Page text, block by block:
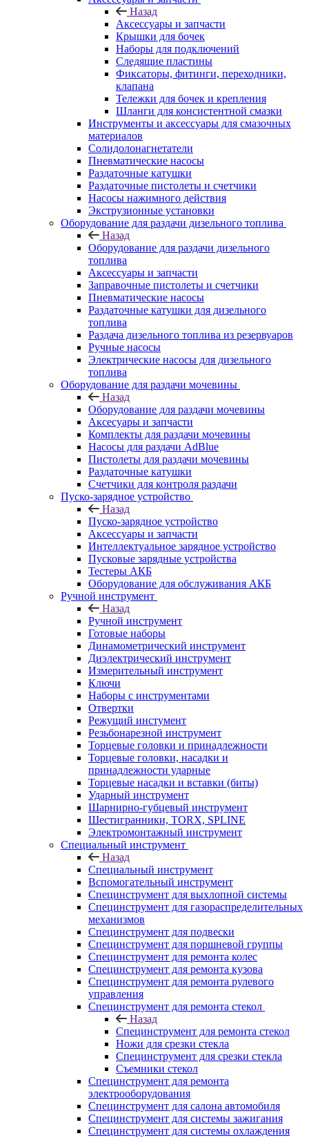
Назад
Аксессуары и запчасти
Крышки для бочек
Наборы для подключений
Следящие пластины
Фиксаторы, фитинги, переходники,
клапана
Тележки для бочек и крепления
Шланги для консистентной смазки
Инструменты и аксессуары для смазочных
материалов
Солидолонагнетатели
Пневматические насосы
Раздаточные катушки
Раздаточные пистолеты и счетчики
Насосы нажимного действия
Экструзионные установки
Оборудование для раздачи дизельного топлива
Назад
Оборудование для раздачи дизельного
топлива
Аксессуары и запчасти
Заправочные пистолеты и счетчики
Пневматические насосы
Раздаточные катушки для дизельного
топлива
Раздача дизельного топлива из резервуаров
Ручные насосы
Электрические насосы для дизельного
топлива
Оборудование для раздачи мочевины
Назад
Оборудование для раздачи мочевины
Аксесуары и запчасти
Комплекты для раздачи мочевины
Насосы для раздачи AdBlue
Пистолеты для раздачи мочевины
Раздаточные катушки
Счетчики для контроля раздачи
Пуско-зарядное устройство
Назад
Пуско-зарядное устройство
Аксессуары и запчасти
Интеллектуальное зарядное устройство
Пусковые зарядные устройства
Тестеры АКБ
Оборудование для обслуживания АКБ
Ручной инструмент
Назад
Ручной инструмент
Готовые наборы
Динамометрический инструмент
Диэлектрический инструмент
Измерительный инструмент
Ключи
Наборы с инструментами
Отвертки
Режущий инстумент
Резьбонарезной инструмент
Торцевые головки и принадлежности
Торцевые головки, насадки и
принадлежности ударные
Торцевые насадки и вставки (биты)
Ударный инструмент
Шарнирно-губцевый инструмент
Шестигранники, TORX, SPLINE
Электромонтажный инструмент
Специальный инструмент
Назад
Специальный инструмент
Вспомогательный инструмент
Специнструмент для выхлопной системы
Специнструмент для газораспределительных
механизмов
Специнструмент для подвески
Специнструмент для поршневой группы
Специнструмент для ремонта колес
Специнструмент для ремонта кузова
Специнструмент для ремонта рулевого
управления
Специнструмент для ремонта стекол
Назад
Специнструмент для ремонта стекол
Ножи для срезки стекла
Специнструмент для срезки стекла
Съемники стекол
Специнструмент для ремонта
электрооборудования
Специнструмент для салона автомобиля
Специнструмент для системы зажигания
Специнструмент для системы охлаждения